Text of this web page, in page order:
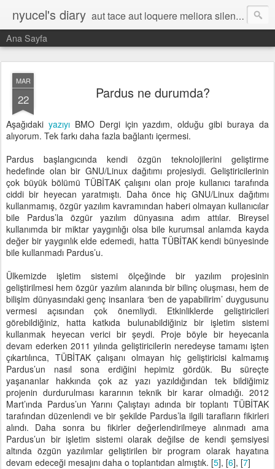
nyucel's diary aut tace aut loquere meliora silentio
Ana Sayfa
MAR
22 Pardus ne durumda?
Aşağıdaki yazıyıBMO Dergi için yazdım, olduğu gibi buraya da
alıyorum. Tek farkı daha fazla bağlantı içermesi.
Pardus başlangıcında kendi özgün teknolojilerini geliştirme
hedefinde olan bir GNU/Linux dağıtımı projesiydi. Geliştiricilerinin
çok büyük bölümü TÜBİTAK çalışını olan proje kullanıcı tarafında
ciddi bir heyecan yaratmıştı. Daha önce hiç GNU/Linux dağıtımı
kullanmamış, özgür yazılım kavramından haberi olmayan kullanıcılar
bile Pardus’la özgür yazılım dünyasına adım attılar. Bireysel
kullanımda bir miktar yaygınlığı olsa bile kurumsal anlamda kayda
değer bir yaygınlık elde edemedi, hatta TÜBİTAK kendi bünyesinde
bile kullanmadı Pardus’u.
Ülkemizde işletim sistemi ölçeğinde bir yazılım projesinin
geliştirilmesi hem özgür yazılım alanında bir bilinç oluşması, hem de
bilişim dünyasındaki genç insanlara ‘ben de yapabilirim’ duygusunu
vermesi açısından çok önemliydi. Etkinliklerde geliştiricileri
görebildiğiniz, hatta katkıda bulunabildiğiniz bir işletim sistemi
kullanmak heyecan verici bir şeydi. Proje böyle bir heyecanla
devam ederken 2011 yılında geliştiricilerin neredeyse tamamı işten
çıkartılınca, TÜBİTAK çalışanı olmayan hiç geliştiricisi kalmamış
Pardus’un nasıl sona erdiğini hepimiz gördük. Bu süreçte
yaşananlar hakkında çok az yazı yazıldığından tek bildiğimiz
projenin durdurulması kararının teknik bir karar olmadığı. 2012
Mart’ında Pardus’un Yarını Çalıştayı adında bir toplantı TÜBİTAK
tarafından düzenlendi ve bir şekilde Pardus’la ilgili tarafların fikirleri
alındı. Daha sonra bu fikirler değerlendirilmeye alınmadı ama
Pardus’un bir işletim sistemi olarak değilse de kendi şemsiyesi
altında özgün yazılımlar geliştirilen bir program olarak hayatına
devam edeceği mesajını daha o toplantıdan almıştık. [5], [6], [7]